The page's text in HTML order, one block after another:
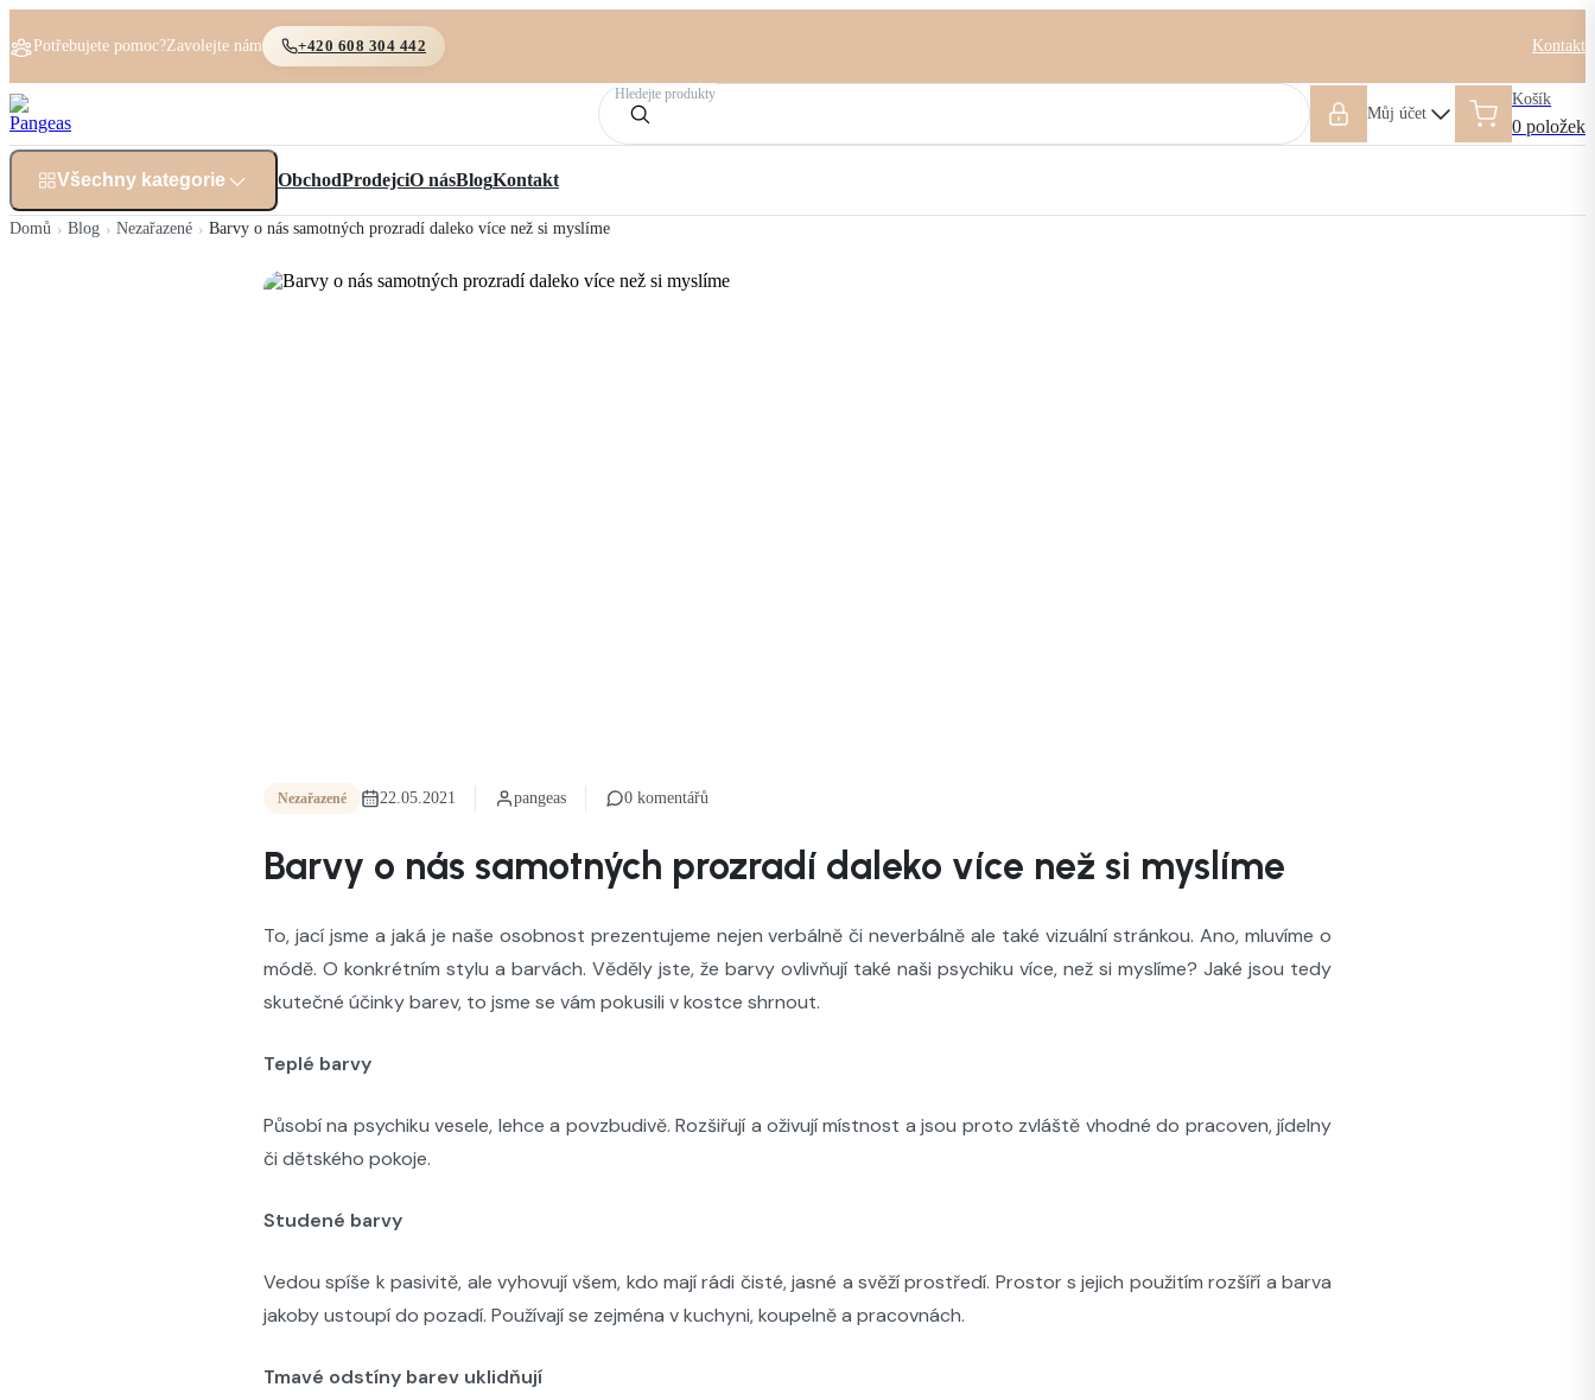
Potřebujete pomoc?Zavolejte nám +420 608 304 442 Kontakt
Hledejte produkty
Můj účet
Košík
0 položek
Všechny kategorie ObchodProdejciO násBlogKontakt
Domů › Blog › Nezařazené › Barvy o nás samotných prozradí daleko více než si myslíme
Nezařazené 22.05.2021 pangeas 0 komentářů
Barvy o nás samotných prozradí daleko více než si myslíme
To, jací jsme a jaká je naše osobnost prezentujeme nejen verbálně či neverbálně ale také vizuální stránkou. Ano, mluvíme o
módě. O konkrétním stylu a barvách. Věděly jste, že barvy ovlivňují také naši psychiku více, než si myslíme? Jaké jsou tedy
skutečné účinky barev, to jsme se vám pokusili v kostce shrnout.
Teplé barvy
Působí na psychiku vesele, lehce a povzbudivě. Rozšiřují a oživují místnost a jsou proto zvláště vhodné do pracoven, jídelny
či dětského pokoje.
Studené barvy
Vedou spíše k pasivitě, ale vyhovují všem, kdo mají rádi čisté, jasné a svěží prostředí. Prostor s jejich použitím rozšíří a barva
jakoby ustoupí do pozadí. Používají se zejména v kuchyni, koupelně a pracovnách.
Tmavé odstíny barev uklidňují